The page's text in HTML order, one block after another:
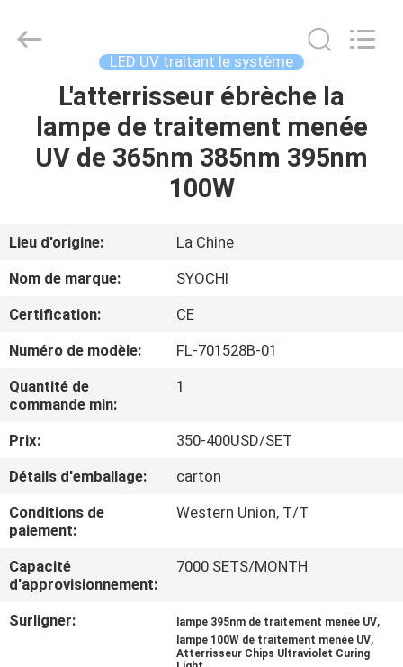
MAISON
PRODUITS
SUJET
DE
NOUS
VISITE
D'USINE
CONTRÔLE
DE
QUALITÉ
CONTACTEZ-
NOUS
Syochi
Electronics
LED UV traitant le système
L'atterrisseur ébrèche la
lampe de traitement menée
UV de 365nm 385nm 395nm
100W
Lieu d'origine:
La Chine
Nom de marque:
SYOCHI
Certification:
CE
Numéro de modèle:
FL-701528B-01
Quantité de
commande min:
1
Prix:
350-400USD/SET
Détails d'emballage:
carton
Conditions de
paiement:
Western Union, T/T
Capacité
d'approvisionnement:
7000 SETS/MONTH
Surligner: lampe 395nm de traitement menée UV,
lampe 100W de traitement menée UV,
Atterrisseur Chips Ultraviolet Curing